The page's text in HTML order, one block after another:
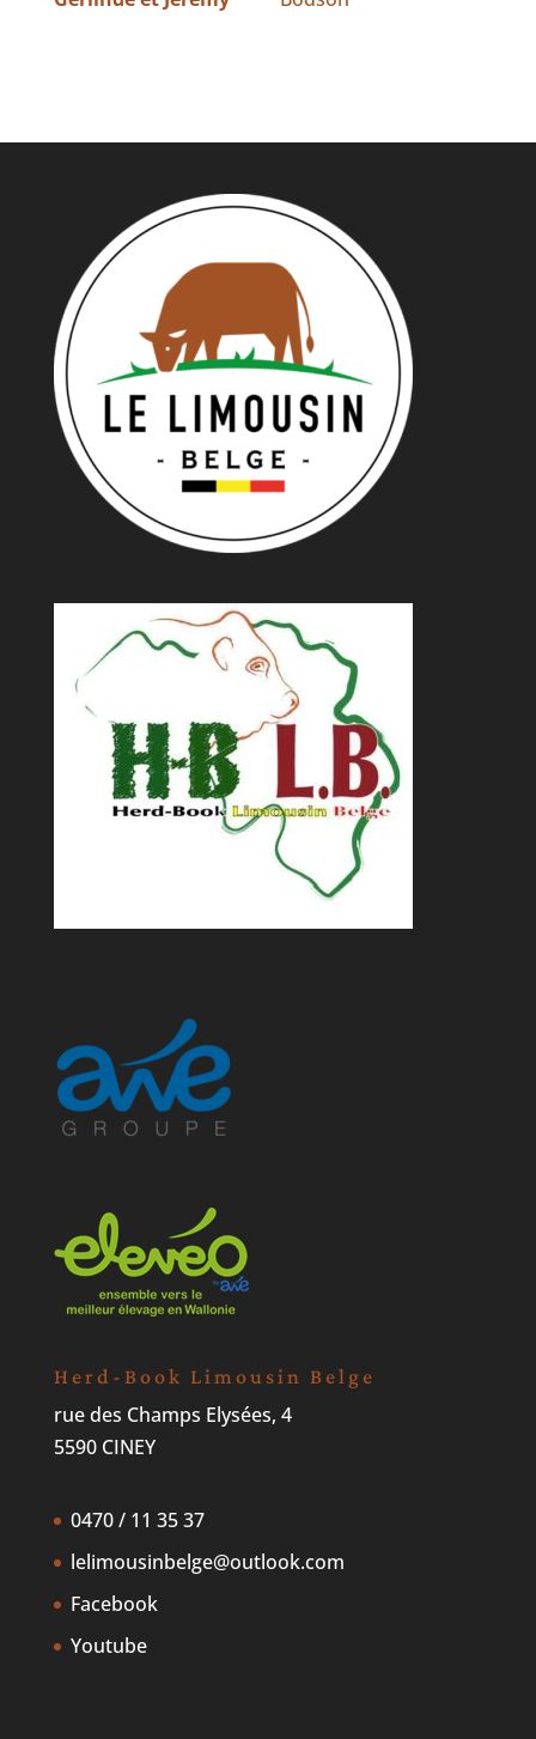
Herd-Book Limousin Belge
rue des Champs Elysées, 4
5590 CINEY
0470 / 11 35 37
lelimousinbelge@outlook.com
Facebook
Youtube